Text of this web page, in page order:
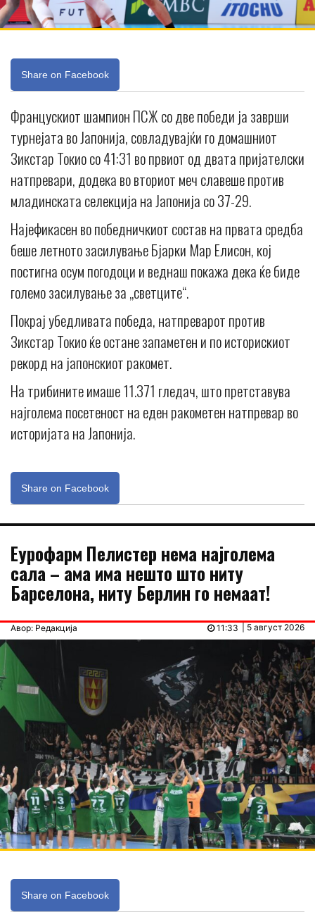
Share on Facebook
Францускиот шампион ПСЖ со две победи ја заврши
турнејата во Јапонија, совладувајќи го домашниот
Зикстар Токио со 41:31 во првиот од двата пријателски
натпревари, додека во вториот меч славеше против
младинската селекција на Јапонија со 37-29.
Најефикасен во победничкиот состав на првата средба
беше летното засилување Бјарки Мар Елисон, кој
постигна осум погодоци и веднаш покажа дека ќе биде
големо засилување за „светците“.
Покрај убедливата победа, натпреварот против
Зикстар Токио ќе остане запаметен и по историскиот
рекорд на јапонскиот ракомет.
На трибините имаше 11.371 гледач, што претставува
најголема посетеност на еден ракометен натпревар во
историјата на Јапонија.
Share on Facebook
Еурофарм Пелистер нема најголема
сала – ама има нешто што ниту
Барселона, ниту Берлин го немаат!
Авор: Редакција | 5 август 2026
11:33
Share on Facebook